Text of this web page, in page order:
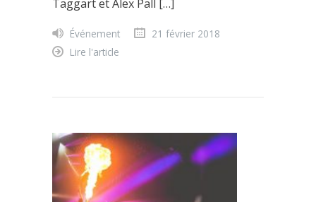
Taggart et Alex Pall […]
Événement
21 février 2018
Lire l'article